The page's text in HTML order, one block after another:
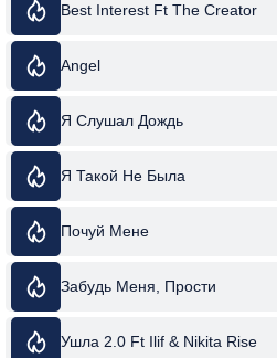
Best Interest Ft The Creator
Angel
Я Слушал Дождь
Я Такой Не Была
Почуй Мене
Забудь Меня, Прости
Ушла 2.0 Ft Ilif & Nikita Rise